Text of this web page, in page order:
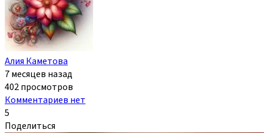
Алия Каметова
7 месяцев назад
402 просмотров
Комментариев нет
5
Поделиться